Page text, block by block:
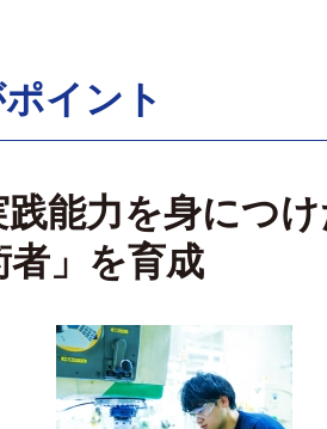
イント
践能力を身につ
者」を育成